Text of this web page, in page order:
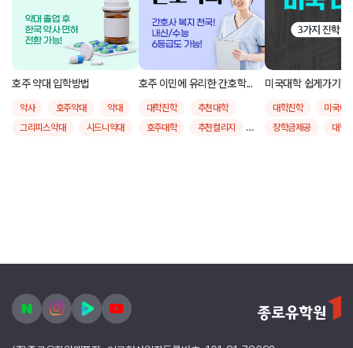
호주 약대 입학방법
약사 호주약대
약대
그리피스약대
시드니약대
호주 이민에 유리한 간호학...
대학진학
추천대학
호주대학
추천컬리지
미국대학 쉽게가기!
대학진학
미국대
장학금제공
대학